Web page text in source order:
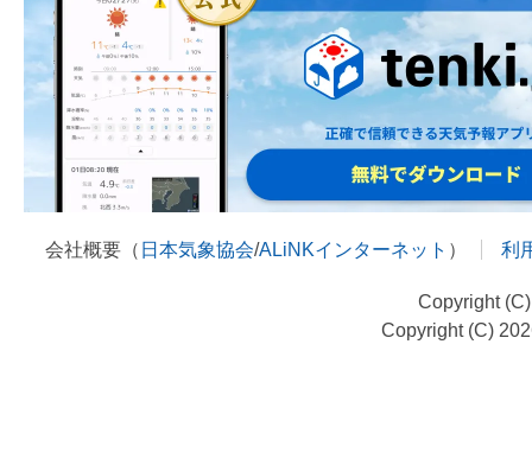
会社概要（ 日本気象協会/ALiNKインターネット ） 利
Copyright
Copyright (C)